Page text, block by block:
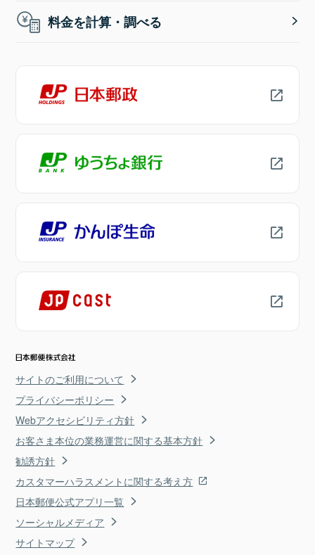
料金を計算・調べる
サイトのご利用について
プライバシーポリシー
Webアクセシビリティ方針
お客さま本位の業務運営に関する基本方針
勧誘方針
カスタマーハラスメントに関する考え方
日本郵便公式アプリ一覧
ソーシャルメディア
サイトマップ